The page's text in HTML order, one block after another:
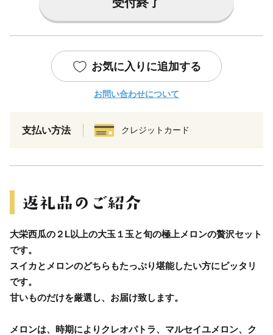
お気に入りに追加する
お問い合わせについて
支払い方法 クレジットカード
大栄西瓜の２L以上の大玉１玉と旬の極上メロンの贅沢セット
です。
スイカとメロンのどちらもたっぷり堪能したい方にピッタリ
です。
甘いものだけを厳選し、お届け致します。
メロンは、時期によりクレオパトラ、マルセイユメロン、ク